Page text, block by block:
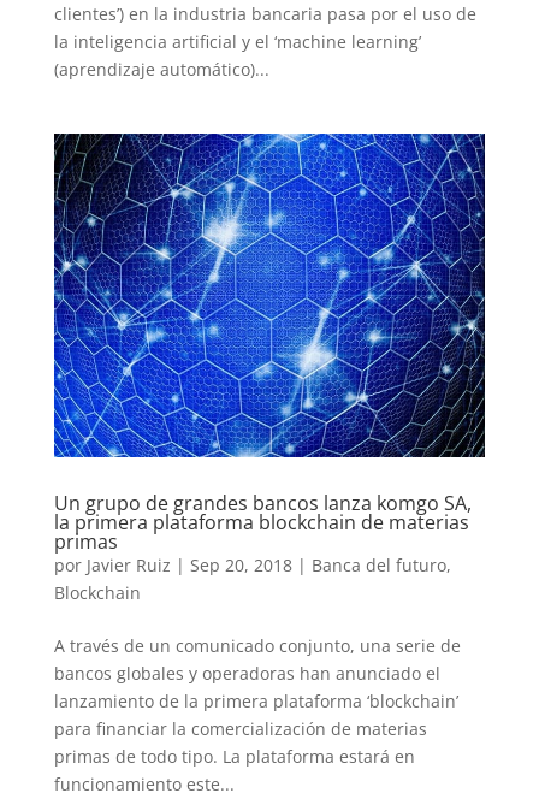
clientes’) en la industria bancaria pasa por el uso de
la inteligencia artificial y el ‘machine learning’
(aprendizaje automático)...
Un grupo de grandes bancos lanza komgo SA,
la primera plataforma blockchain de materias
primas
por Javier Ruiz | Sep 20, 2018| Banca del futuro,
Blockchain
A través de un comunicado conjunto, una serie de
bancos globales y operadoras han anunciado el
lanzamiento de la primera plataforma ‘blockchain’
para financiar la comercialización de materias
primas de todo tipo. La plataforma estará en
funcionamiento este...